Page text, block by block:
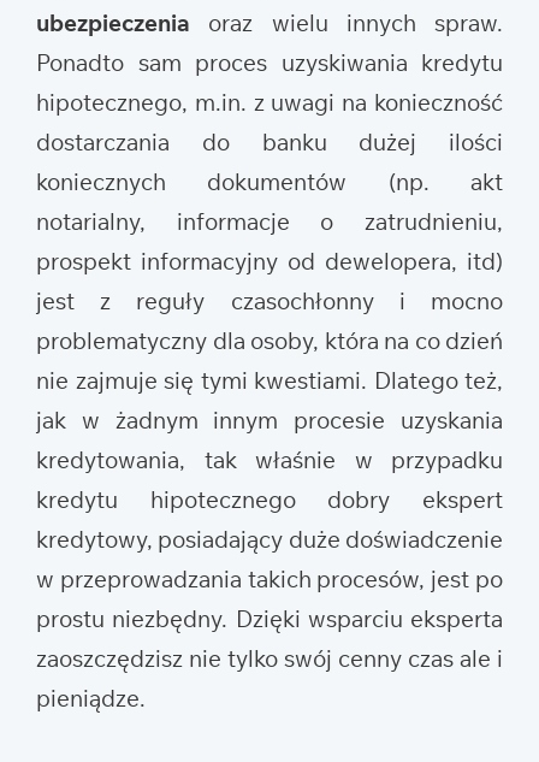
ubezpieczenia oraz wielu innych spraw.
Ponadto sam proces uzyskiwania kredytu
hipotecznego, m.in. z uwagi na konieczność
dostarczania do banku dużej ilości
koniecznych dokumentów (np. akt
notarialny, informacje o zatrudnieniu,
prospekt informacyjny od dewelopera, itd)
jest z reguły czasochłonny i mocno
problematyczny dla osoby, która na co dzień
nie zajmuje się tymi kwestiami. Dlatego też,
jak w żadnym innym procesie uzyskania
kredytowania, tak właśnie w przypadku
kredytu hipotecznego dobry ekspert
kredytowy, posiadający duże doświadczenie
w przeprowadzania takich procesów, jest po
prostu niezbędny. Dzięki wsparciu eksperta
zaoszczędzisz nie tylko swój cenny czas ale i
pieniądze.